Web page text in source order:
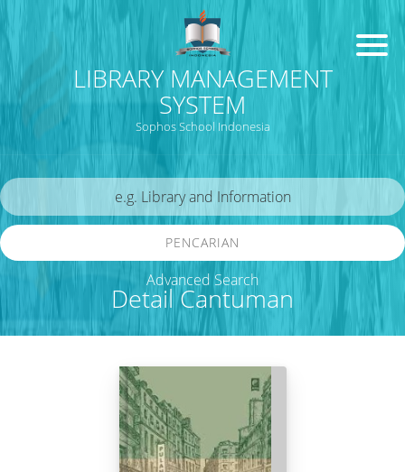
LIBRARY MANAGEMENT
SYSTEM
Sophos School Indonesia
Detail Cantuman
PENCARIAN
Advanced Search